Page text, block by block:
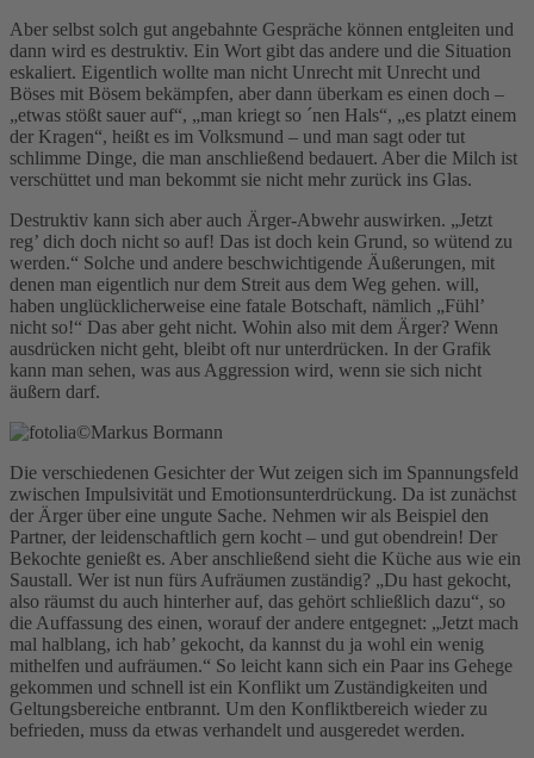
Aber selbst solch gut angebahnte Gespräche können entgleiten und
dann wird es destruktiv. Ein Wort gibt das andere und die Situation
eskaliert. Eigentlich wollte man nicht Unrecht mit Unrecht und
Böses mit Bösem bekämpfen, aber dann überkam es einen doch –
„etwas stößt sauer auf“, „man kriegt so ´nen Hals“, „es platzt einem
der Kragen“, heißt es im Volksmund – und man sagt oder tut
schlimme Dinge, die man anschließend bedauert. Aber die Milch ist
verschüttet und man bekommt sie nicht mehr zurück ins Glas.
Destruktiv kann sich aber auch Ärger-Abwehr auswirken. „Jetzt
reg’ dich doch nicht so auf! Das ist doch kein Grund, so wütend zu
werden.“ Solche und andere beschwichtigende Äußerungen, mit
denen man eigentlich nur dem Streit aus dem Weg gehen. will,
haben unglücklicherweise eine fatale Botschaft, nämlich „Fühl’
nicht so!“ Das aber geht nicht. Wohin also mit dem Ärger? Wenn
ausdrücken nicht geht, bleibt oft nur unterdrücken. In der Grafik
kann man sehen, was aus Aggression wird, wenn sie sich nicht
äußern darf.
Die verschiedenen Gesichter der Wut zeigen sich im Spannungsfeld
zwischen Impulsivität und Emotionsunterdrückung. Da ist zunächst
der Ärger über eine ungute Sache. Nehmen wir als Beispiel den
Partner, der leidenschaftlich gern kocht – und gut obendrein! Der
Bekochte genießt es. Aber anschließend sieht die Küche aus wie ein
Saustall. Wer ist nun fürs Aufräumen zuständig? „Du hast gekocht,
also räumst du auch hinterher auf, das gehört schließlich dazu“, so
die Auffassung des einen, worauf der andere entgegnet: „Jetzt mach
mal halblang, ich hab’ gekocht, da kannst du ja wohl ein wenig
mithelfen und aufräumen.“ So leicht kann sich ein Paar ins Gehege
gekommen und schnell ist ein Konflikt um Zuständigkeiten und
Geltungsbereiche entbrannt. Um den Konfliktbereich wieder zu
befrieden, muss da etwas verhandelt und ausgeredet werden.